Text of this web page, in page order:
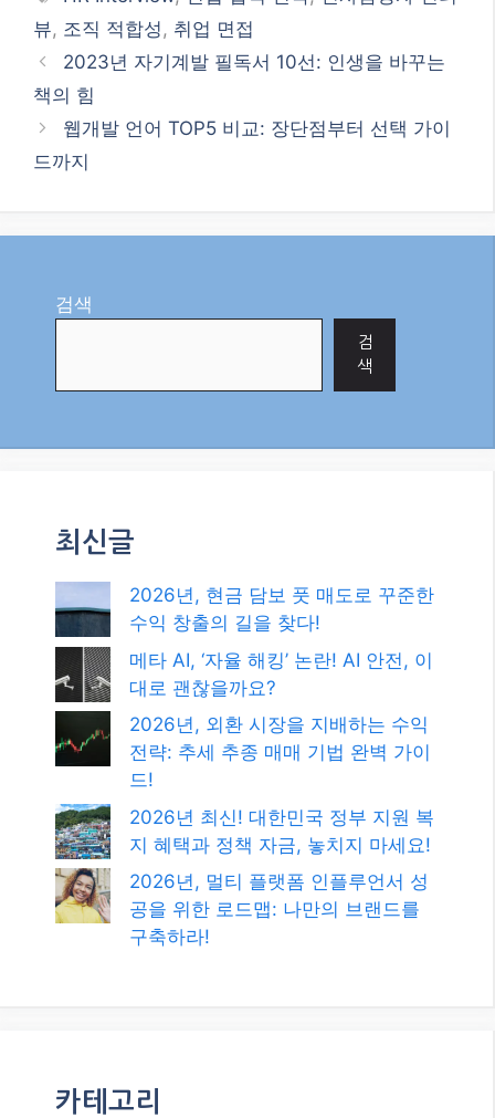
뷰, 조직 적합성, 취업 면접
2023년 자기계발 필독서 10선: 인생을 바꾸는
책의 힘
웹개발 언어 TOP5 비교: 장단점부터 선택 가이
드까지
검색
검
색
최신글
2026년, 현금 담보 풋 매도로 꾸준한
수익 창출의 길을 찾다!
메타 AI, ‘자율 해킹’ 논란! AI 안전, 이
대로 괜찮을까요?
2026년, 외환 시장을 지배하는 수익
전략: 추세 추종 매매 기법 완벽 가이
드!
2026년 최신! 대한민국 정부 지원 복
지 혜택과 정책 자금, 놓치지 마세요!
2026년, 멀티 플랫폼 인플루언서 성
공을 위한 로드맵: 나만의 브랜드를
구축하라!
카테고리